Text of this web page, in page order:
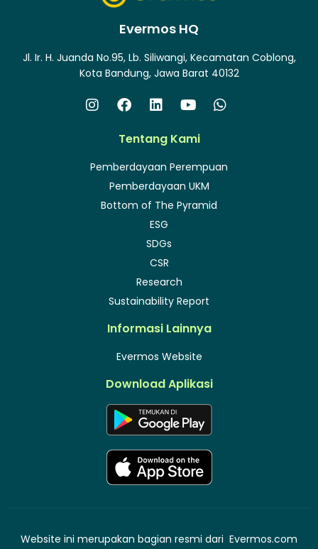
Evermos HQ
Jl. Ir. H. Juanda No.95, Lb. Siliwangi, Kecamatan Coblong,
Kota Bandung, Jawa Barat 40132
Tentang Kami
Pemberdayaan Perempuan
Pemberdayaan UKM
Bottom of The Pyramid
ESG
SDGs
CSR
Research
Sustainability Report
Informasi Lainnya
Evermos Website
Download Aplikasi
Website ini merupakan bagian resmi dari Evermos.com